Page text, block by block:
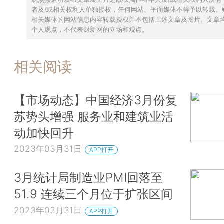
者及/或相关权利人单独授权，任何网站、平面媒体不得予以转载。
相关媒体的网站信息内容转载授权并不包括上述文章及图片。文章
个人观点，不代表财新网的立场和观点。
相关阅读
【市场动态】中国经济3月份复
苏势头增强 服务业和建筑业活
动加快回升
2023年03月31日 APP打开
3月统计局制造业PMI回落至
51.9 连续三个月位于扩张区间
2023年03月31日 APP打开